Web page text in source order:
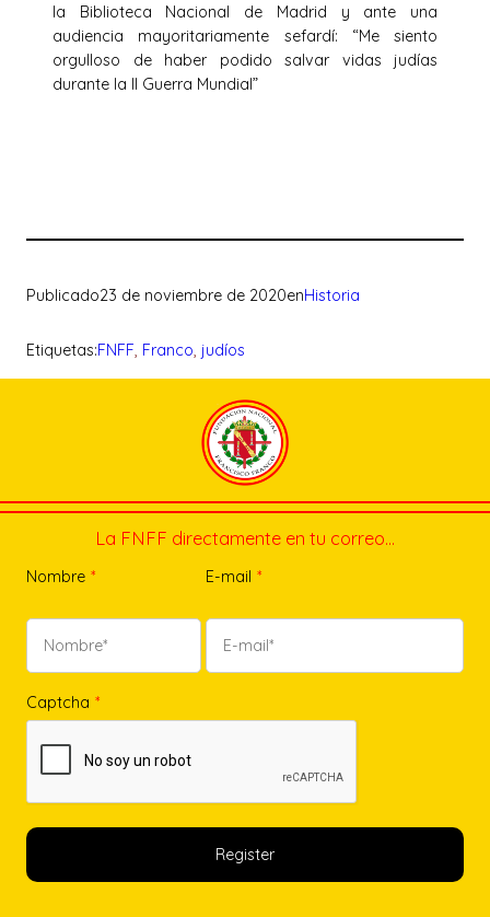
la Biblioteca Nacional de Madrid y ante una
audiencia mayoritariamente sefardí: “Me siento
orgulloso de haber podido salvar vidas judías
durante la II Guerra Mundial”
Publicado23 de noviembre de 2020enHistoria
Etiquetas:FNFF, Franco, judíos
La FNFF directamente en tu correo…
Nombre * E-mail *
Captcha *